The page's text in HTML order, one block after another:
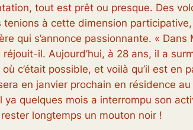
tout est prêt ou presque. Des
à cette dimension
qui s’annonce passionnante. « Dans
il. Aujourd’hui, à 28 ans, il a
c’était possible, et voilà qu’il est en
en janvier prochain en résidence
ya quelques mois a interrompu son
longtemps un mouton noir !